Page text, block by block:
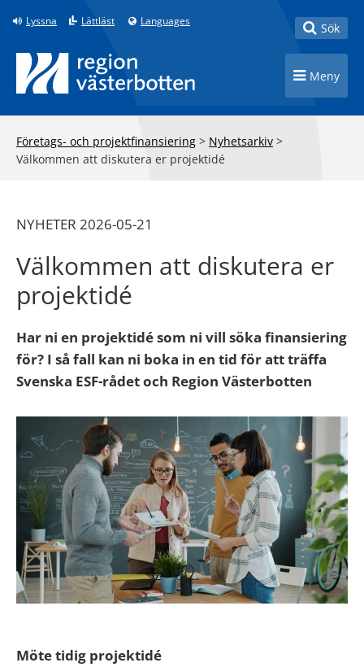
Till innehåll på sidan
Lyssna Lättläst Languages Toggle
Sök
Toggle
Meny
Företags- och projektfinansiering > Nyhetsarkiv >
Välkommen att diskutera er projektidé
NYHETER 2026-05-21
Välkommen att diskutera er
projektidé
Har ni en projektidé som ni vill söka finansiering
för? I så fall kan ni boka in en tid för att träffa
Svenska ESF-rådet och Region Västerbotten
Möte tidig projektidé